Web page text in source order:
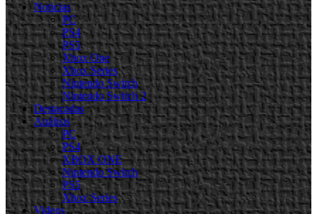
Noticias
PC
PS4
PS5
Xbox One
Xbox Series
Nintendo Switch
Nintendo Switch 2
Destacadas
Análisis
PC
PS4
XBOX ONE
Nintendo Switch
PS5
Xbox Series
Videos